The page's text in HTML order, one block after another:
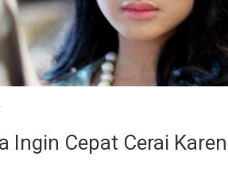
Ingin Cepat Cerai